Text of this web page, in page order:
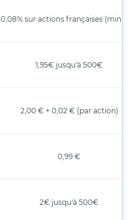
0,08% sur actions françaises (min.
1,95€ jusqu'à 500€
2,00 € + 0,02 € (par action)
0,99 €
2€ jusqu'à 500€